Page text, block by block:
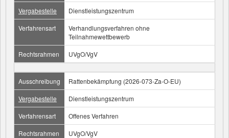
Vergabestelle
Dienstleistungszentrum
Verfahrensart
Verhandlungsverfahren ohne
Teilnahmewettbewerb
Rechtsrahmen
UVgO/VgV
Ausschreibung
Rattenbekämpfung (2026-073-Za-O-EU)
Vergabestelle
Dienstleistungszentrum
Verfahrensart
Offenes Verfahren
Rechtsrahmen
UVgO/VgV